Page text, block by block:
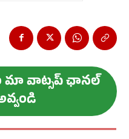
మా వాట్స‌ప్ ఛాన‌ల్